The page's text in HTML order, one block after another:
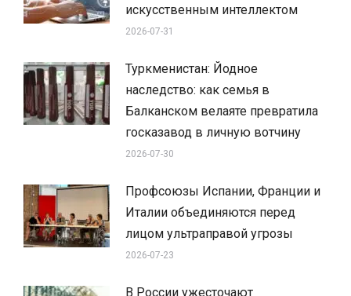
искусственным интеллектом
2026-07-31
Туркменистан: Йодное
наследство: как семья в
Балканском велаяте превратила
госказавод в личную вотчину
2026-07-30
Профсоюзы Испании, Франции и
Италии объединяются перед
лицом ультраправой угрозы
2026-07-23
В России ужесточают